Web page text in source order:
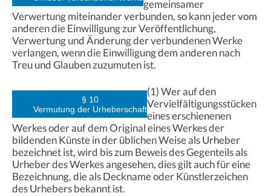
gemeinsamer
Verwertung miteinander verbunden, so kann jeder vom
anderen die Einwilligung zur Veröffentlichung,
Verwertung und Änderung der verbundenen Werke
verlangen, wenn die Einwilligung dem anderen nach
Treu und Glauben zuzumuten ist.
§ 10
Vermutung der Urheberschaft
(1) Wer auf den
Vervielfältigungsstücken
eines erschienenen
Werkes oder auf dem Original eines Werkes der
bildenden Künste in der üblichen Weise als Urheber
bezeichnet ist, wird bis zum Beweis des Gegenteils als
Urheber des Werkes angesehen, dies gilt auch für eine
Bezeichnung, die als Deckname oder Künstlerzeichen
des Urhebers bekannt ist.